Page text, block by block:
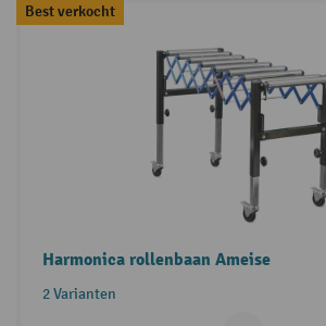
Best verkocht
Harmonica rollenbaan Ameise
2 Varianten